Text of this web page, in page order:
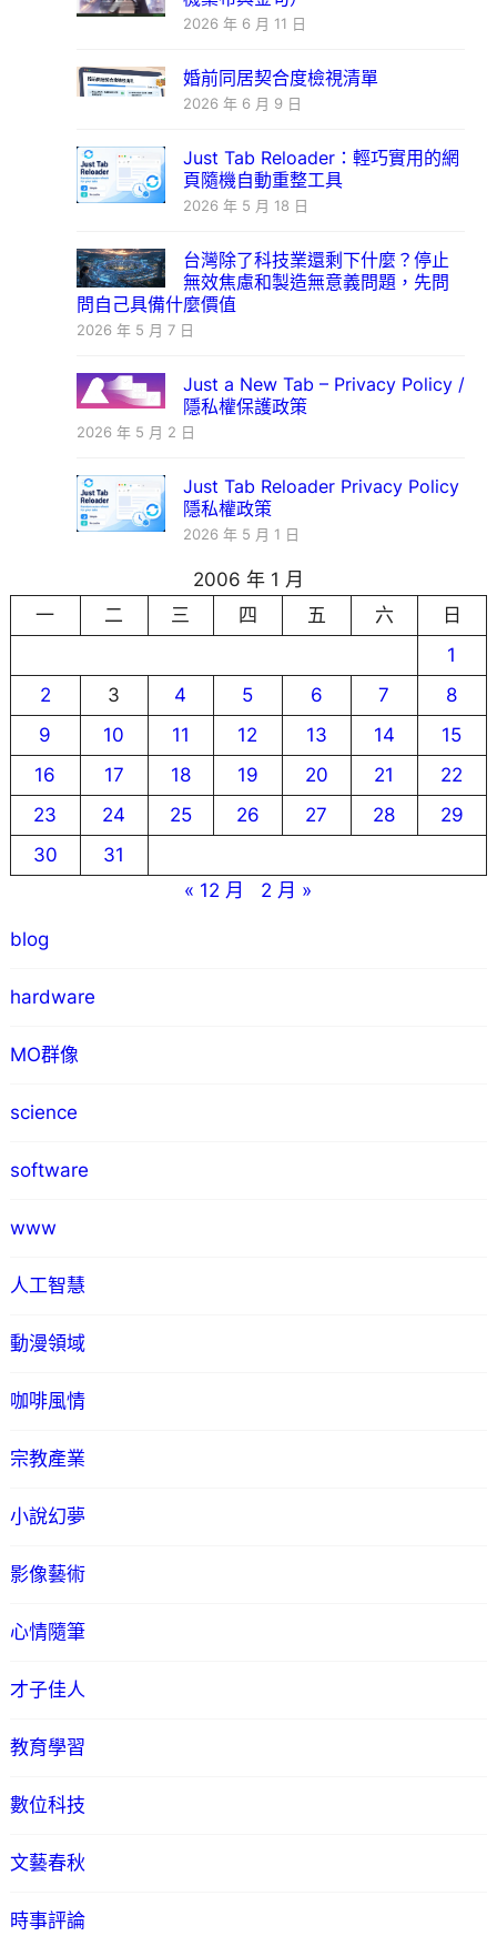
2026 年 6 月 11 日
婚前同居契合度檢視清單
2026 年 6 月 9 日
Just Tab Reloader：輕巧實用的網
頁隨機自動重整工具
2026 年 5 月 18 日
台灣除了科技業還剩下什麼？停止
無效焦慮和製造無意義問題，先問
問自己具備什麼價值
2026 年 5 月 7 日
Just a New Tab – Privacy Policy /
隱私權保護政策
2026 年 5 月 2 日
Just Tab Reloader Privacy Policy
隱私權政策
2026 年 5 月 1 日
2006 年 1 月
一
二 三 四 五 六
日
1
2
3 4 5 6 7
8
9
10 11 12 13 14
15
16
17 18 19 20 21
22
23
24 25 26 27 28
29
30
31
« 12 月
2 月 »
blog
hardware
MO群像
science
software
www
人工智慧
動漫領域
咖啡風情
宗教產業
小說幻夢
影像藝術
心情隨筆
才子佳人
教育學習
數位科技
文藝春秋
時事評論